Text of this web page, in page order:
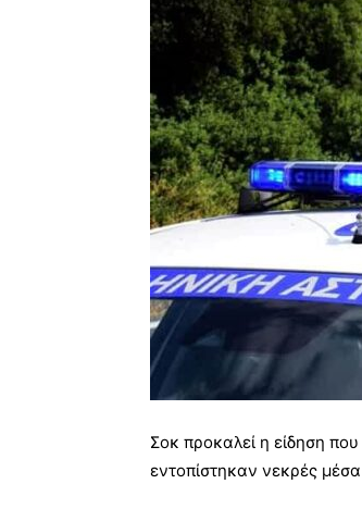
Σοκ προκαλεί η είδηση
εντοπίστηκαν νεκρές